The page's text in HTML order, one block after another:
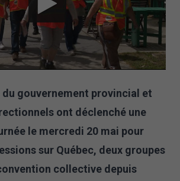
du gouvernement provincial et
ont déclenché une
le mercredi 20 mai pour
sur Québec, deux groupes
collective depuis